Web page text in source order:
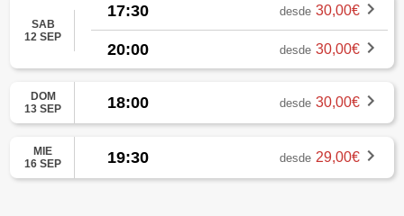
SAB
12 SEP
17:30 desde 30,00€
20:00 desde 30,00€
DOM
13 SEP
18:00 desde 30,00€
MIE
16 SEP
19:30 desde 29,00€